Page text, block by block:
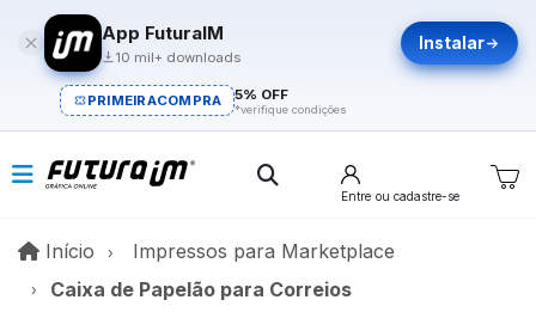
App FuturaIM
10 mil+ downloads
Instalar
PRIMEIRACOMPRA 5% OFF
*verifique condições
Entre ou cadastre-se
Início InícioImpressos para Marketplace
Caixa de Papelão para Correios